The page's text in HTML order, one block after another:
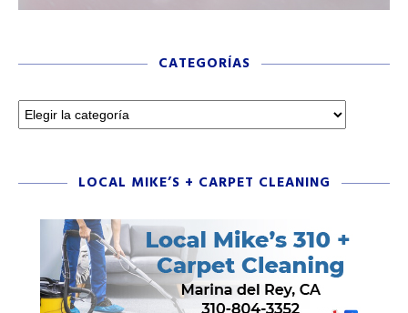
CATEGORÍAS
LOCAL MIKE’S + CARPET CLEANING